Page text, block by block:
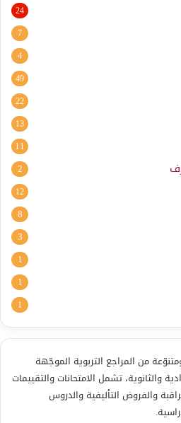
24
7
4
49
22
13
11
2
12
8
3
1
1
1
من المراجع التربوية الموجّهة
والثانوية، تشمل الامتحانات والتقييمات
والفروض التأليفية والدروس